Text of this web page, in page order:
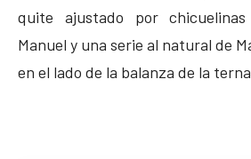
quite ajustado por
Manuel y una serie al natural de
en el lado de la balanza de la